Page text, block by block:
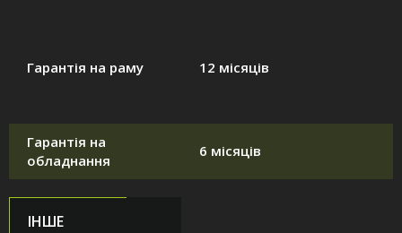
Гарантія на раму 12 місяців
Гарантія на
обладнання
6 місяців
ІНШЕ